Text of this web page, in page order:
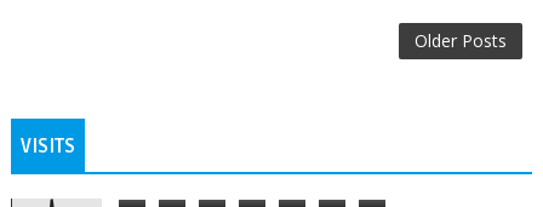
Older Posts
VISITS